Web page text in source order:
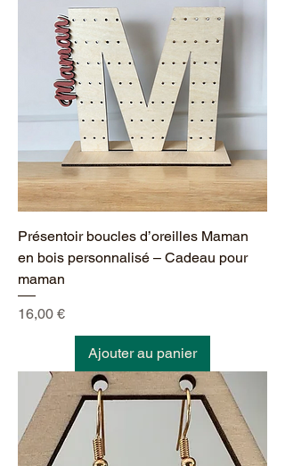
Présentoir boucles d’oreilles Maman
en bois personnalisé – Cadeau pour
maman
Prix
16,00 €
Ajouter au panier